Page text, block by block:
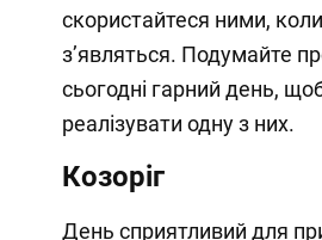
скористайтеся ними,
з’являться. Подумайте
сьогодні гарний день,
реалізувати одну з них.
Козоріг
День сприятливий для